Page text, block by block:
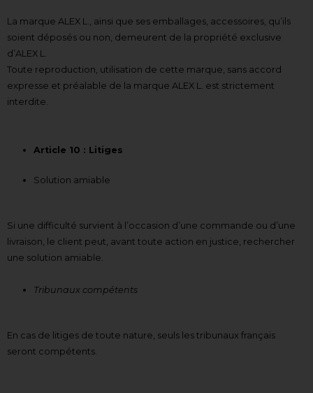
La marque ALEX L., ainsi que ses emballages, accessoires, qu’ils
soient déposés ou non, demeurent de la propriété exclusive
d’ALEX L.
Toute reproduction, utilisation de cette marque, sans accord
expresse et préalable de la marque ALEX L. est strictement
interdite.
Article 10 : Litiges
Solution amiable
Si une difficulté survient à l’occasion d’une commande ou d’une
livraison, le client peut, avant toute action en justice, rechercher
une solution amiable.
Tribunaux compétents
En cas de litiges de toute nature, seuls les tribunaux français
seront compétents.